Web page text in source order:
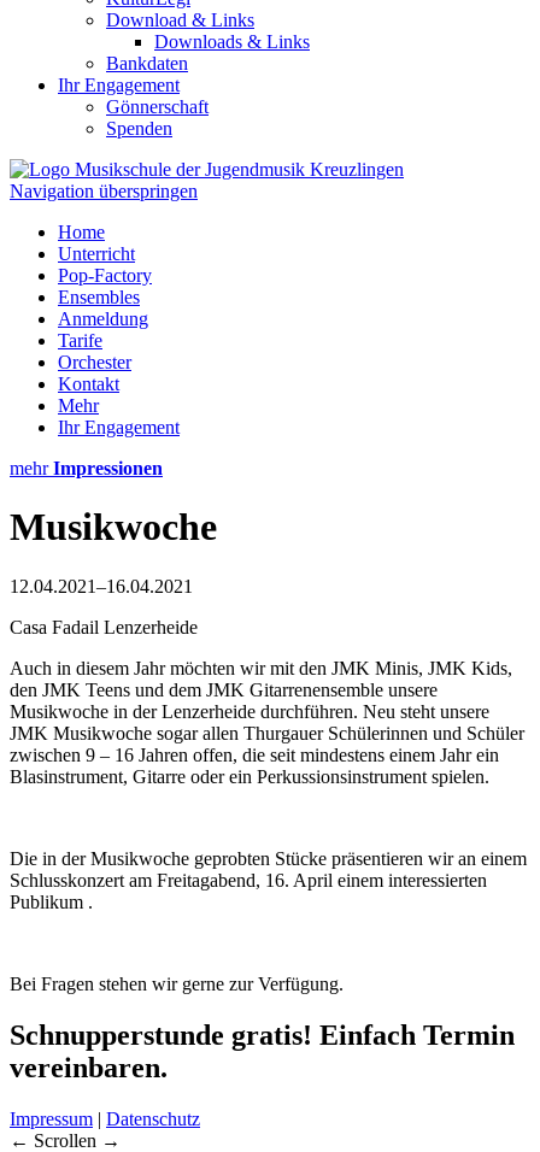
Download & Links
Downloads & Links
Bankdaten
Ihr Engagement
Gönnerschaft
Spenden
Navigation überspringen
Home
Unterricht
Pop-Factory
Ensembles
Anmeldung
Tarife
Orchester
Kontakt
Mehr
Ihr Engagement
mehrImpressionen
Musikwoche
12.04.2021–16.04.2021
Casa Fadail Lenzerheide
Auch in diesem Jahr möchten wir mit den JMK Minis, JMK Kids,
den JMK Teens und dem JMK Gitarrenensemble unsere
Musikwoche in der Lenzerheide durchführen. Neu steht unsere
JMK Musikwoche sogar allen Thurgauer Schülerinnen und Schüler
zwischen 9 – 16 Jahren offen, die seit mindestens einem Jahr ein
Blasinstrument, Gitarre oder ein Perkussionsinstrument spielen.
Die in der Musikwoche geprobten Stücke präsentieren wir an einem
Schlusskonzert am Freitagabend, 16. April einem interessierten
Publikum .
Bei Fragen stehen wir gerne zur Verfügung.
Schnupperstunde gratis! Einfach Termin
vereinbaren.
Impressum | Datenschutz
← Scrollen →